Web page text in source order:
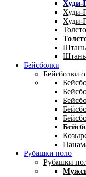
Худи-
Худи-
Худи-
Штаны
Бейсболки
Бейсболки
Рубашки поло
Рубашки